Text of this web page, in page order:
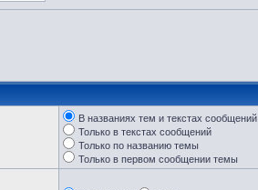
В названиях тем и текстах сообщений
Только в текстах сообщений
Только по названию темы
Только в первом сообщении темы